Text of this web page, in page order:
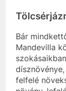
Bár
Mandevilla
felfelé